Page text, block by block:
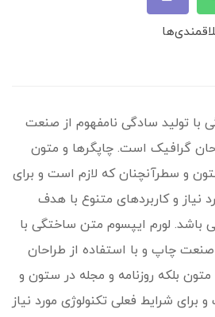
با تولید سادگی نامفهوم از صنعت
گرافیک است. چاپگرها و متون
و سطرآنچنان که لازم است و برای
نیاز و کاربردهای متنوع با هدف
باشد. لورم ایپسوم متن ساختگی با
صنعت چاپ و با استفاده از طراحان
بلکه روزنامه و مجله در ستون و
شرایط فعلی تکنولوژی مورد نیاز